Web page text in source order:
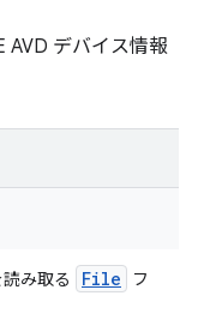
AVD デバイス情報
み取る File
フ